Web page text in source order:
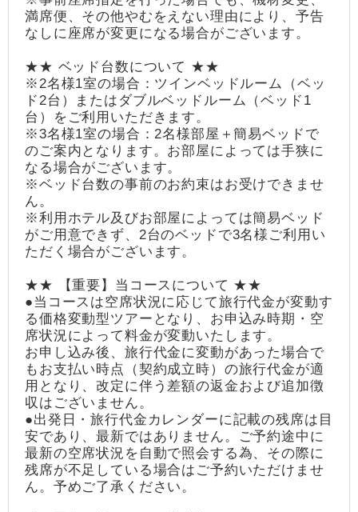
満席便、その他やむをえない理由により、予告
なしに座席が変更になる場合がございます。
★★ ベッド台数について ★★
※2名様1室の場合：ツインベッドルーム（ベッ
ド2台）またはダブルベッドルーム（ベッド1
台）をご利用いただきます。
※3名様1室の場合：2名様部屋＋簡易ベッドで
のご案内となります。お部屋によっては手狭に
なる場合がございます。
※ベッド台数の事前のお約束はお受けできませ
ん。
※利用ホテル及びお部屋によっては簡易ベッド
がご用意できず、2台のベッドで3名様ご利用い
ただく場合がございます。
★★ 【重要】当コースについて ★★
●当コースは空席状況に応じて旅行代金が変動す
る価格変動型ツアーとなり、お申込み時期・空
席状況によって料金が変動いたします。
お申し込み後、旅行代金に変動があった場合で
もお支払い時点（契約成立時）の旅行代金が適
用となり、改定に伴う差額の返金および追加徴
収はございません。
●出発日・旅行代金カレンダーに記載の残席は目
安であり、最新ではありません。ご予約途中に
最新の空席状況を自動で照会する為、その際に
残席が不足している場合はご予約いただけませ
ん。予めご了承ください。